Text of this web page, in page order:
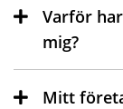
Varför
mig?
Mitt